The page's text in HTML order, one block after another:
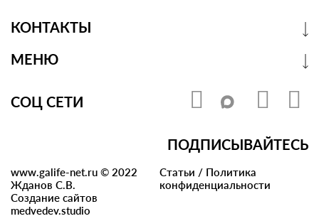
КОНТАКТЫ
МЕНЮ
СОЦ СЕТИ
ПОДПИСЫВАЙТЕСЬ
www.galife-net.ru © 2022
Жданов С.В.
Создание сайтов
medvedev.studio
Статьи / Политика
конфиденциальности